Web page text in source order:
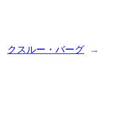
クスルー・バーグ →